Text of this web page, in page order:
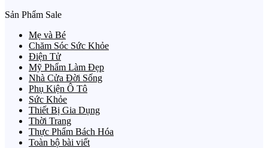
Sản Phẩm Sale
Mẹ và Bé
Chăm Sóc Sức Khỏe
Điện Tử
Mỹ Phẩm Làm Đẹp
Nhà Cửa Đời Sống
Phụ Kiện Ô Tô
Sức Khỏe
Thiết Bị Gia Dụng
Thời Trang
Thực Phẩm Bách Hóa
Toàn bộ bài viết